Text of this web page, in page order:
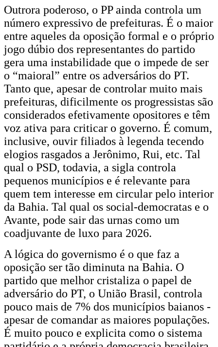
Outrora poderoso, o PP ainda controla um
número expressivo de prefeituras. É o maior
entre aqueles da oposição formal e o próprio
jogo dúbio dos representantes do partido
gera uma instabilidade que o impede de ser
o “maioral” entre os adversários do PT.
Tanto que, apesar de controlar muito mais
prefeituras, dificilmente os progressistas são
considerados efetivamente opositores e têm
voz ativa para criticar o governo. É comum,
inclusive, ouvir filiados à legenda tecendo
elogios rasgados a Jerônimo, Rui, etc. Tal
qual o PSD, todavia, a sigla controla
pequenos municípios e é relevante para
quem tem interesse em circular pelo interior
da Bahia. Tal qual os social-democratas e o
Avante, pode sair das urnas como um
coadjuvante de luxo para 2026.
A lógica do governismo é o que faz a
oposição ser tão diminuta na Bahia. O
partido que melhor cristaliza o papel de
adversário do PT, o União Brasil, controla
pouco mais de 7% dos municípios baianos -
apesar de comandar as maiores populações.
É muito pouco e explicita como o sistema